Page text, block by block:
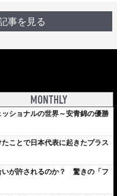
事を見る
MONTHLY
ショナルの世界～安青錦の優勝
ことで日本代表に起きたプラス
いが許されるのか？ 驚きの「フ